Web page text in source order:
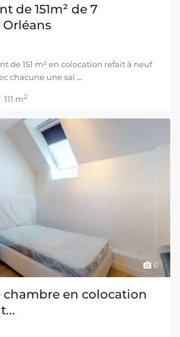
de 151m² de 7
Orléans
de 151 m² en colocation refait à neuf
chacune une sal ...
111 m2
6
en colocation